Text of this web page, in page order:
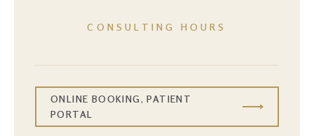
CONSULTING HOURS
ONLINE BOOKING, PATIENT
PORTAL